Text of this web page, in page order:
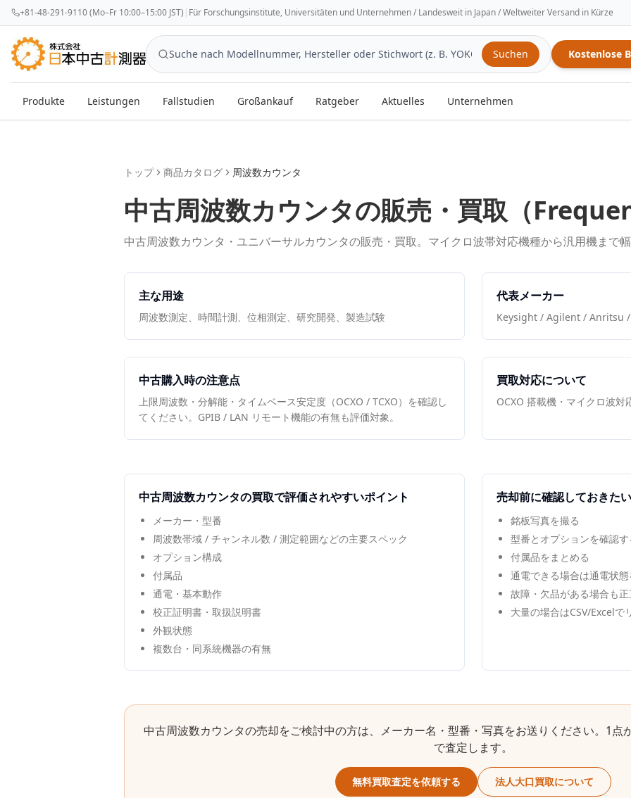
+81-48-291-9110 (Mo–Fr 10:00–15:00 JST) | Für Forschungsinstitute, Universitäten und Unternehmen / Landesweit in Japan / Weltweiter Versand in Kürze
Suchen Kostenlose
Produkte Leistungen Fallstudien Großankauf Ratgeber Aktuelles Unternehmen
トップ 商品カタログ 周波数カウンタ
中古周波数カウンタの販売・買取（
中古周波数カウンタ・ユニバーサルカウンタの販売・買取。マイクロ波帯対応機種から汎用機まで
主な用途
周波数測定、時間計測、位相測定、研究開発、製造試験
代表メーカー
Keysight / Agilent / Anritsu /
中古購入時の注意点
上限周波数・分解能・タイムベース安定度（OCXO / TCXO）を確認し
てください。GPIB / LAN リモート機能の有無も評価対象。
買取対応について
OCXO 搭載機・マイクロ波
中古周波数カウンタの買取で評価されやすいポイント
メーカー・型番
周波数帯域 / チャンネル数 / 測定範囲などの主要スペック
オプション構成
付属品
通電・基本動作
校正証明書・取扱説明書
外観状態
複数台・同系統機器の有無
売却前に確認しておきた
銘板写真を撮る
型番とオプションを確認
付属品をまとめる
通電できる場合は通電状
故障・欠品がある場合も
大量の場合はCSV/Excelで
中古周波数カウンタの売却をご検討中の方は、メーカー名・型番・写真をお送りください。1点
で査定します。
無料買取査定を依頼する 法人大口買取について